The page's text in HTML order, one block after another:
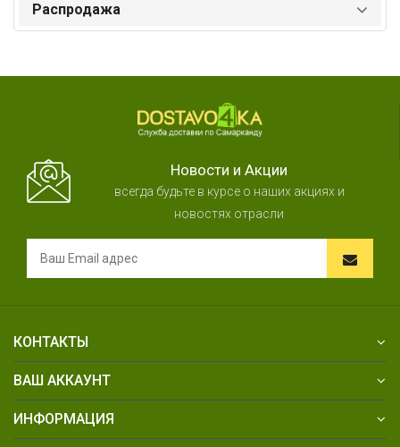
Распродажа
Новости и Акции
всегда будьте в курсе о наших акциях и
новостях отрасли
КОНТАКТЫ
ВАШ АККАУНТ
ИНФОРМАЦИЯ